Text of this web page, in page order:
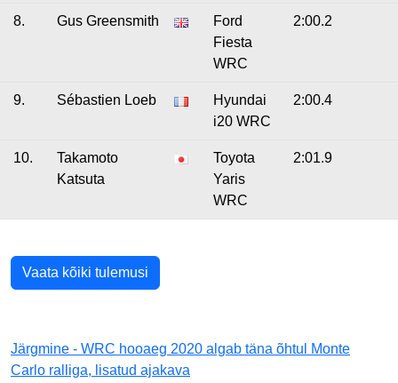
8. Gus Greensmith
Ford
Fiesta
WRC
2:00.2
9. Sébastien Loeb
Hyundai
i20 WRC
2:00.4
10.
Takamoto
Katsuta
Toyota
Yaris
WRC
2:01.9
Vaata kõiki tulemusi
Järgmine - WRC hooaeg 2020 algab täna õhtul Monte
Carlo ralliga, lisatud ajakava